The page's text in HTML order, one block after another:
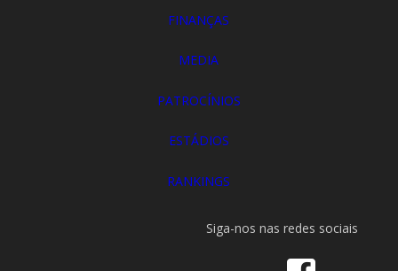
FINANÇAS
MEDIA
PATROCÍNIOS
ESTÁDIOS
RANKINGS
Siga-nos nas redes sociais